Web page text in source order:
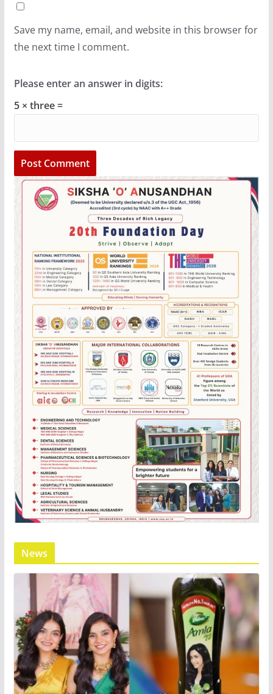
Save my name, email, and website in this browser for
the next time I comment.
Please enter an answer in digits:
5 × three =
News